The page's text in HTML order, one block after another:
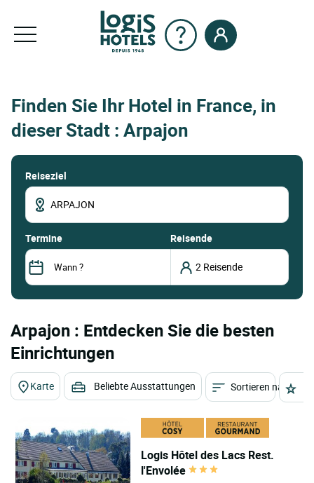
Finden Sie Ihr Hotel in France, in
dieser Stadt : Arpajon
Reiseziel
termine Reisende
Arpajon : Entdecken Sie die besten
Einrichtungen
Karte Beliebte Ausstattungen Sortieren nach
Logis Hôtel des Lacs Rest.
l'Envolée